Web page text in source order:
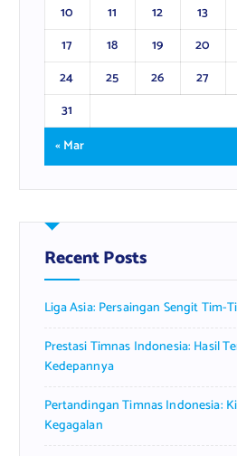
10
11 12 13
17
18 19 20
24
25 26 27
31
« Mar
Recent Posts
Liga Asia: Persaingan Sengit Tim-
Prestasi Timnas Indonesia: Hasil
Kedepannya
Pertandingan Timnas Indonesia:
Kegagalan